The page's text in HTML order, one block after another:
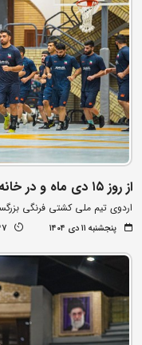
از روز ۱۵ دی ماه و در خانه کشتی شهید مصطفی صدرزاده
اردوی تیم ملی کشتی فرنگی
پنجشنبه ۱۱ دی ۱۴۰۴